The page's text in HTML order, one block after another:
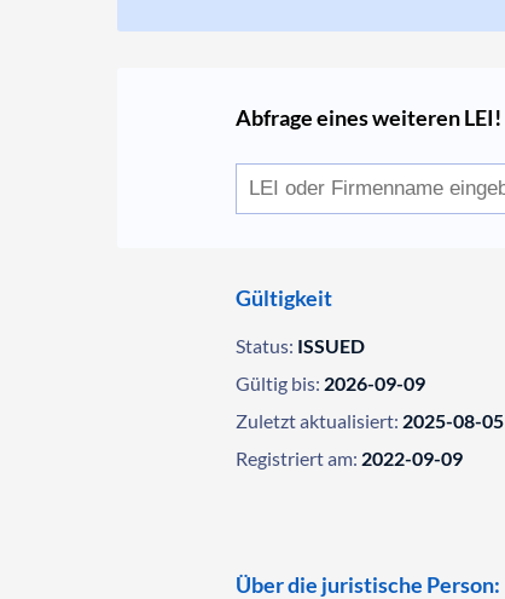
Abfrage eines weiteren LEI!
Gültigkeit
Status: ISSUED
Gültig bis: 2026-09-09
Zuletzt aktualisiert: 2025-08-05
Registriert am: 2022-09-09
Über die juristische Person: